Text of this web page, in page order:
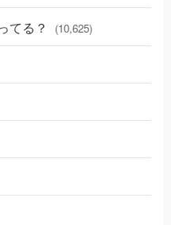
てる？ (10,625)